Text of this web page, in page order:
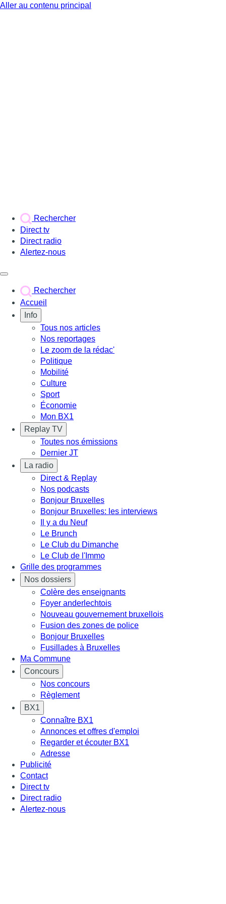
Aller au contenu principal
Rechercher
Direct tv
Direct radio
Alertez-nous
Rechercher
Accueil
Info
Tous nos articles
Nos reportages
Le zoom de la rédac'
Politique
Mobilité
Culture
Sport
Économie
Mon BX1
Replay TV
Toutes nos émissions
Dernier JT
La radio
Direct & Replay
Nos podcasts
Bonjour Bruxelles
Bonjour Bruxelles: les interviews
Il y a du Neuf
Le Brunch
Le Club du Dimanche
Le Club de l'Immo
Grille des programmes
Nos dossiers
Colère des enseignants
Foyer anderlechtois
Nouveau gouvernement bruxellois
Fusion des zones de police
Bonjour Bruxelles
Fusillades à Bruxelles
Ma Commune
Concours
Nos concours
Règlement
BX1
Connaître BX1
Annonces et offres d'emploi
Regarder et écouter BX1
Adresse
Publicité
Contact
Direct tv
Direct radio
Alertez-nous